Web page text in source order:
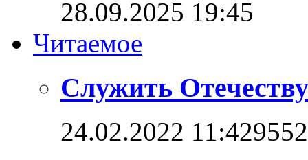
28.09.2025 19:45
Читаемое
Служить
24.02.2022 11:429552